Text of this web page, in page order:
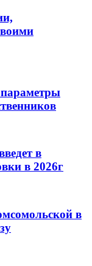
в
в 2026г
в